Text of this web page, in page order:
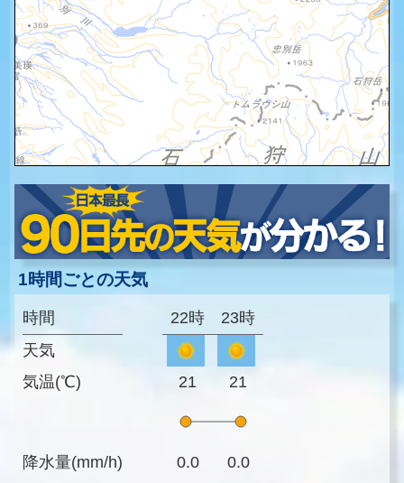
1時間ごとの天気
時間
天気
気温(℃)
降水量(mm/h)
22時 23時
21 21
0.0
0.0